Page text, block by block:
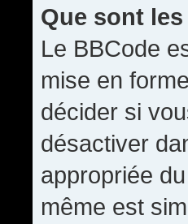
Que sont
Le BBCode
mise en
décider si
désactiver
appropriée
même est